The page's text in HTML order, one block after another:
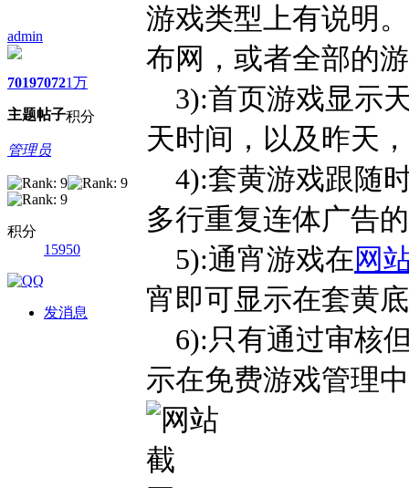
admin
7019
主题
7072
帖子
1万
积分
管理员
积分
15950
发消息
游戏类型上有说明
布网，或者全部的
3):首页游戏显示
天时间，以及昨天
4):套黄游戏跟随
多行重复连体广告
5):通宵游戏在网
宵即可显示在套黄
6):只有通过审核
示在免费游戏管理